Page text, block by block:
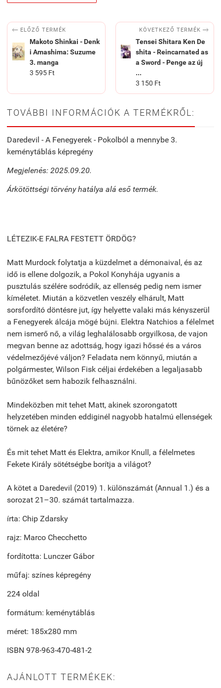
 ELŐZŐ TERMÉK
Makoto Shinkai - Denk
i Amashima: Suzume
3. manga
3 595 Ft
KÖVETKEZŐ TERMÉK 
Tensei Shitara Ken De
shita - Reincarnated as
a Sword - Penge az új
...
3 150 Ft
TOVÁBBI INFORMÁCIÓK A TERMÉKRŐL:
Daredevil - A Fenegyerek - Pokolból a mennybe 3.
keménytáblás képregény
Megjelenés: 2025.09.20.
Árkötöttségi törvény hatálya alá eső termék.
LÉTEZIK-E FALRA FESTETT ÖRDÖG?
Matt Murdock folytatja a küzdelmet a démonaival, és az
idő is ellene dolgozik, a Pokol Konyhája ugyanis a
pusztulás szélére sodródik, az ellenség pedig nem ismer
kíméletet. Miután a közvetlen veszély elhárult, Matt
sorsfordító döntésre jut, így helyette valaki más kényszerül
a Fenegyerek álcája mögé bújni. Elektra Natchios a félelmet
nem ismerő nő, a világ leghalálosabb orgyilkosa, de vajon
megvan benne az adottság, hogy igazi hőssé és a város
védelmezőjévé váljon? Feladata nem könnyű, miután a
polgármester, Wilson Fisk céljai érdekében a legaljasabb
bűnözőket sem habozik felhasználni.
Mindeközben mit tehet Matt, akinek szorongatott
helyzetében minden eddiginél nagyobb hatalmú ellenségek
törnek az életére?
És mit tehet Matt és Elektra, amikor Knull, a félelmetes
Fekete Király sötétségbe borítja a világot?
A kötet a Daredevil (2019) 1. különszámát (Annual 1.) és a
sorozat 21–30. számát tartalmazza.
írta: Chip Zdarsky
rajz: Marco Checchetto
fordította: Lunczer Gábor
műfaj: színes képregény
224 oldal
formátum: keménytáblás
méret: 185x280 mm
ISBN 978-963-470-481-2
AJÁNLOTT TERMÉKEK: